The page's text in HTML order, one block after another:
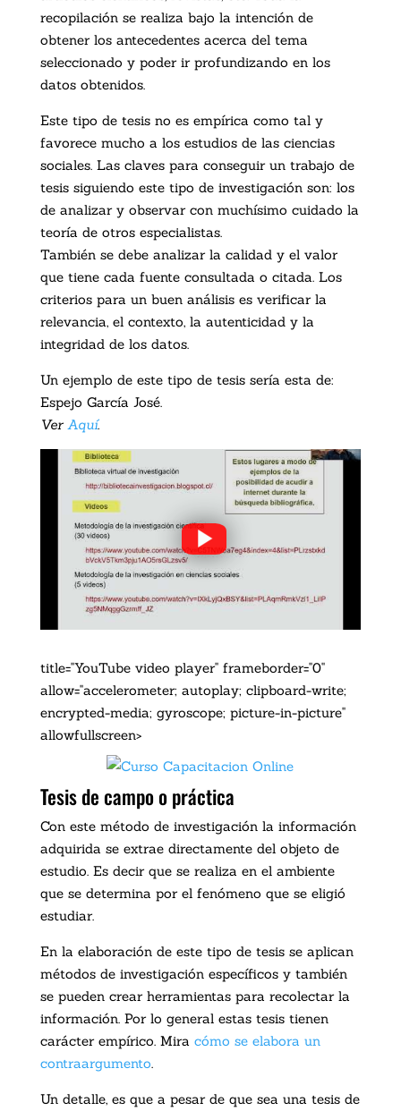
recopilación se realiza bajo la intención de
obtener los antecedentes acerca del tema
seleccionado y poder ir profundizando en los
datos obtenidos.
Este tipo de tesis no es empírica como tal y
favorece mucho a los estudios de las ciencias
sociales. Las claves para conseguir un trabajo de
tesis siguiendo este tipo de investigación son: los
de analizar y observar con muchísimo cuidado la
teoría de otros especialistas.
También se debe analizar la calidad y el valor
que tiene cada fuente consultada o citada. Los
criterios para un buen análisis es verificar la
relevancia, el contexto, la autenticidad y la
integridad de los datos.
Un ejemplo de este tipo de tesis sería esta de:
Espejo García José.
Ver Aquí.
title="YouTube video player" frameborder="0"
allow="accelerometer; autoplay; clipboard-write;
encrypted-media; gyroscope; picture-in-picture"
allowfullscreen>
Tesis de campo o práctica
Con este método de investigación la información
adquirida se extrae directamente del objeto de
estudio. Es decir que se realiza en el ambiente
que se determina por el fenómeno que se eligió
estudiar.
En la elaboración de este tipo de tesis se aplican
métodos de investigación específicos y también
se pueden crear herramientas para recolectar la
información. Por lo general estas tesis tienen
carácter empírico. Mira cómo se elabora un
contraargumento.
Un detalle, es que a pesar de que sea una tesis de